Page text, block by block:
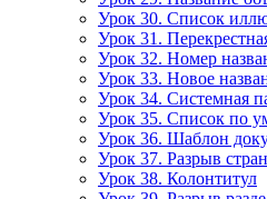
Урок 30. Список
Урок 31.
Урок 32. Номер
Урок 33. Новое
Урок 34. Системная
Урок 35. Список по
Урок 36. Шаблон
Урок 37. Разрыв
Урок 38. Колонтитул